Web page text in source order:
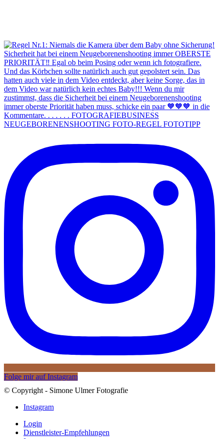
Folge mir auf Instagram
© Copyright - Simone Ulmer Fotografie
Instagram
Login
Dienstleister-Empfehlungen